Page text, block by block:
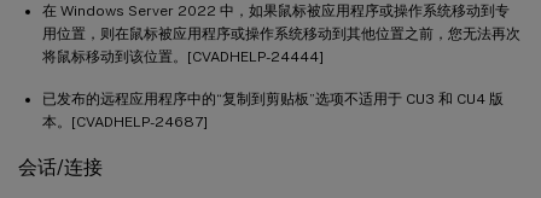
在 Windows Server 2022 中，如果鼠标被应用程序或操作系统移动到专
用位置，则在鼠标被应用程序或操作系统移动到其他位置之前，您无法再次
将鼠标移动到该位置。[CVADHELP-24444]
已发布的远程应用程序中的“复制到剪贴板”选项不适用于 CU3 和 CU4 版
本。[CVADHELP-24687]
会话/连接